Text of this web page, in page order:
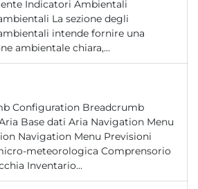
Indicatori Ambientali
La sezione degli
intende fornire una
ambientale chiara,...
Configuration Breadcrumb
Base dati Aria Navigation Menu
Navigation Menu Previsioni
meteorologica Comprensorio
Inventario...